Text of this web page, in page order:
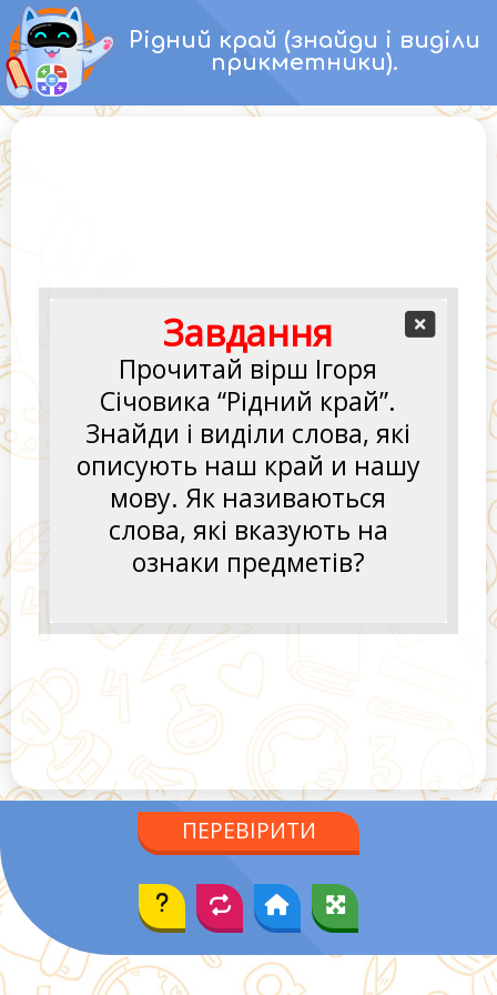
Перейти
до
вмісту
Рідний край (знайди і виділи
прикметники).
Красивий,щедрий рідний
край
І мова наша солов’їна.
Люби, шануй,оберігай
Усе,що зветься Україна
Завдання
Прочитай вірш Ігоря
Січовика “Рідний край”.
Знайди і виділи слова, які
описують наш край и нашу
мову. Як називаються
слова, які вказують на
ознаки предметів?
ПЕРЕВІРИТИ